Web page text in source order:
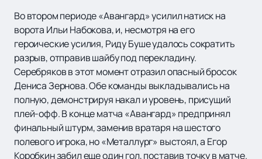
Во втором периоде «Авангард» усилил натиск на
ворота Ильи Набокова, и, несмотря на его
героические усилия, Риду Буше удалось сократить
разрыв, отправив шайбу под перекладину.
Серебряков в этот момент отразил опасный бросок
Дениса Зернова. Обе команды выкладывались на
полную, демонстрируя накал и уровень, присущий
плей-офф. В конце матча «Авангард» предпринял
финальный штурм, заменив вратаря на шестого
полевого игрока, но «Металлург» выстоял, а Егор
Коробкин забил еще один гол, поставив точку в матче.